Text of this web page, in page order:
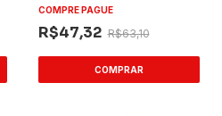
COMPRE PAGUE
R$47,32 R$63,10